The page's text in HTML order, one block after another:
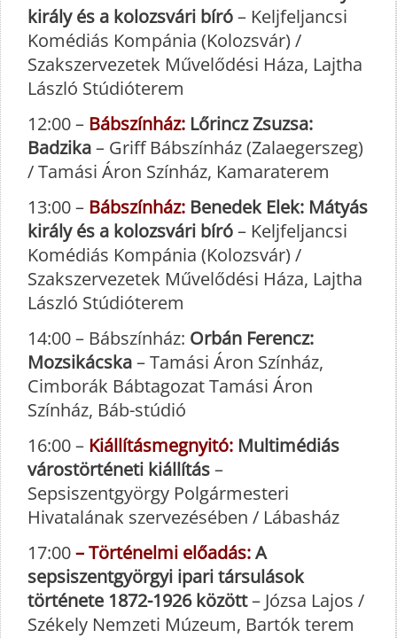
király és a kolozsvári bíró– Keljfeljancsi
Komédiás Kompánia (Kolozsvár) /
Szakszervezetek Művelődési Háza, Lajtha
László Stúdióterem
12:00 – Bábszínház: Lőrincz Zsuzsa:
Badzika– Griff Bábszínház (Zalaegerszeg)
/ Tamási Áron Színház, Kamaraterem
13:00 – Bábszínház: Benedek Elek: Mátyás
király és a kolozsvári bíró– Keljfeljancsi
Komédiás Kompánia (Kolozsvár) /
Szakszervezetek Művelődési Háza, Lajtha
László Stúdióterem
14:00 – Bábszínház: Orbán Ferencz:
Mozsikácska– Tamási Áron Színház,
Cimborák Bábtagozat Tamási Áron
Színház, Báb-stúdió
16:00 – Kiállításmegnyitó: Multimédiás
várostörténeti kiállítás–
Sepsiszentgyörgy Polgármesteri
Hivatalának szervezésében / Lábasház
17:00– Történelmi előadás:A
sepsiszentgyörgyi ipari társulások
története 1872-1926 között– Józsa Lajos /
Székely Nemzeti Múzeum, Bartók terem